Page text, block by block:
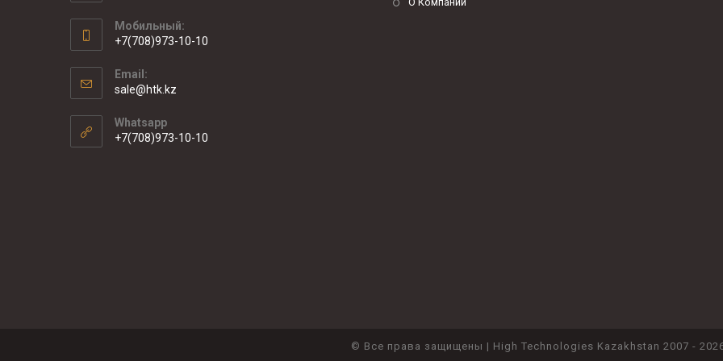
Мобильный:
+7(708)973-10-10
Email:
sale@htk.kz
Whatsapp
+7(708)973-10-10
© Все права защищены | High Technologies Kazakhstan 2007 -